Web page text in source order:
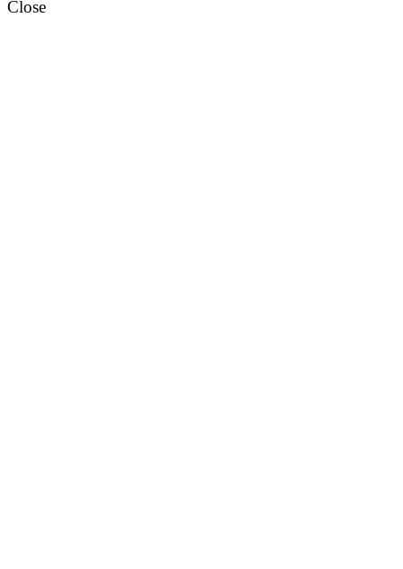
Close